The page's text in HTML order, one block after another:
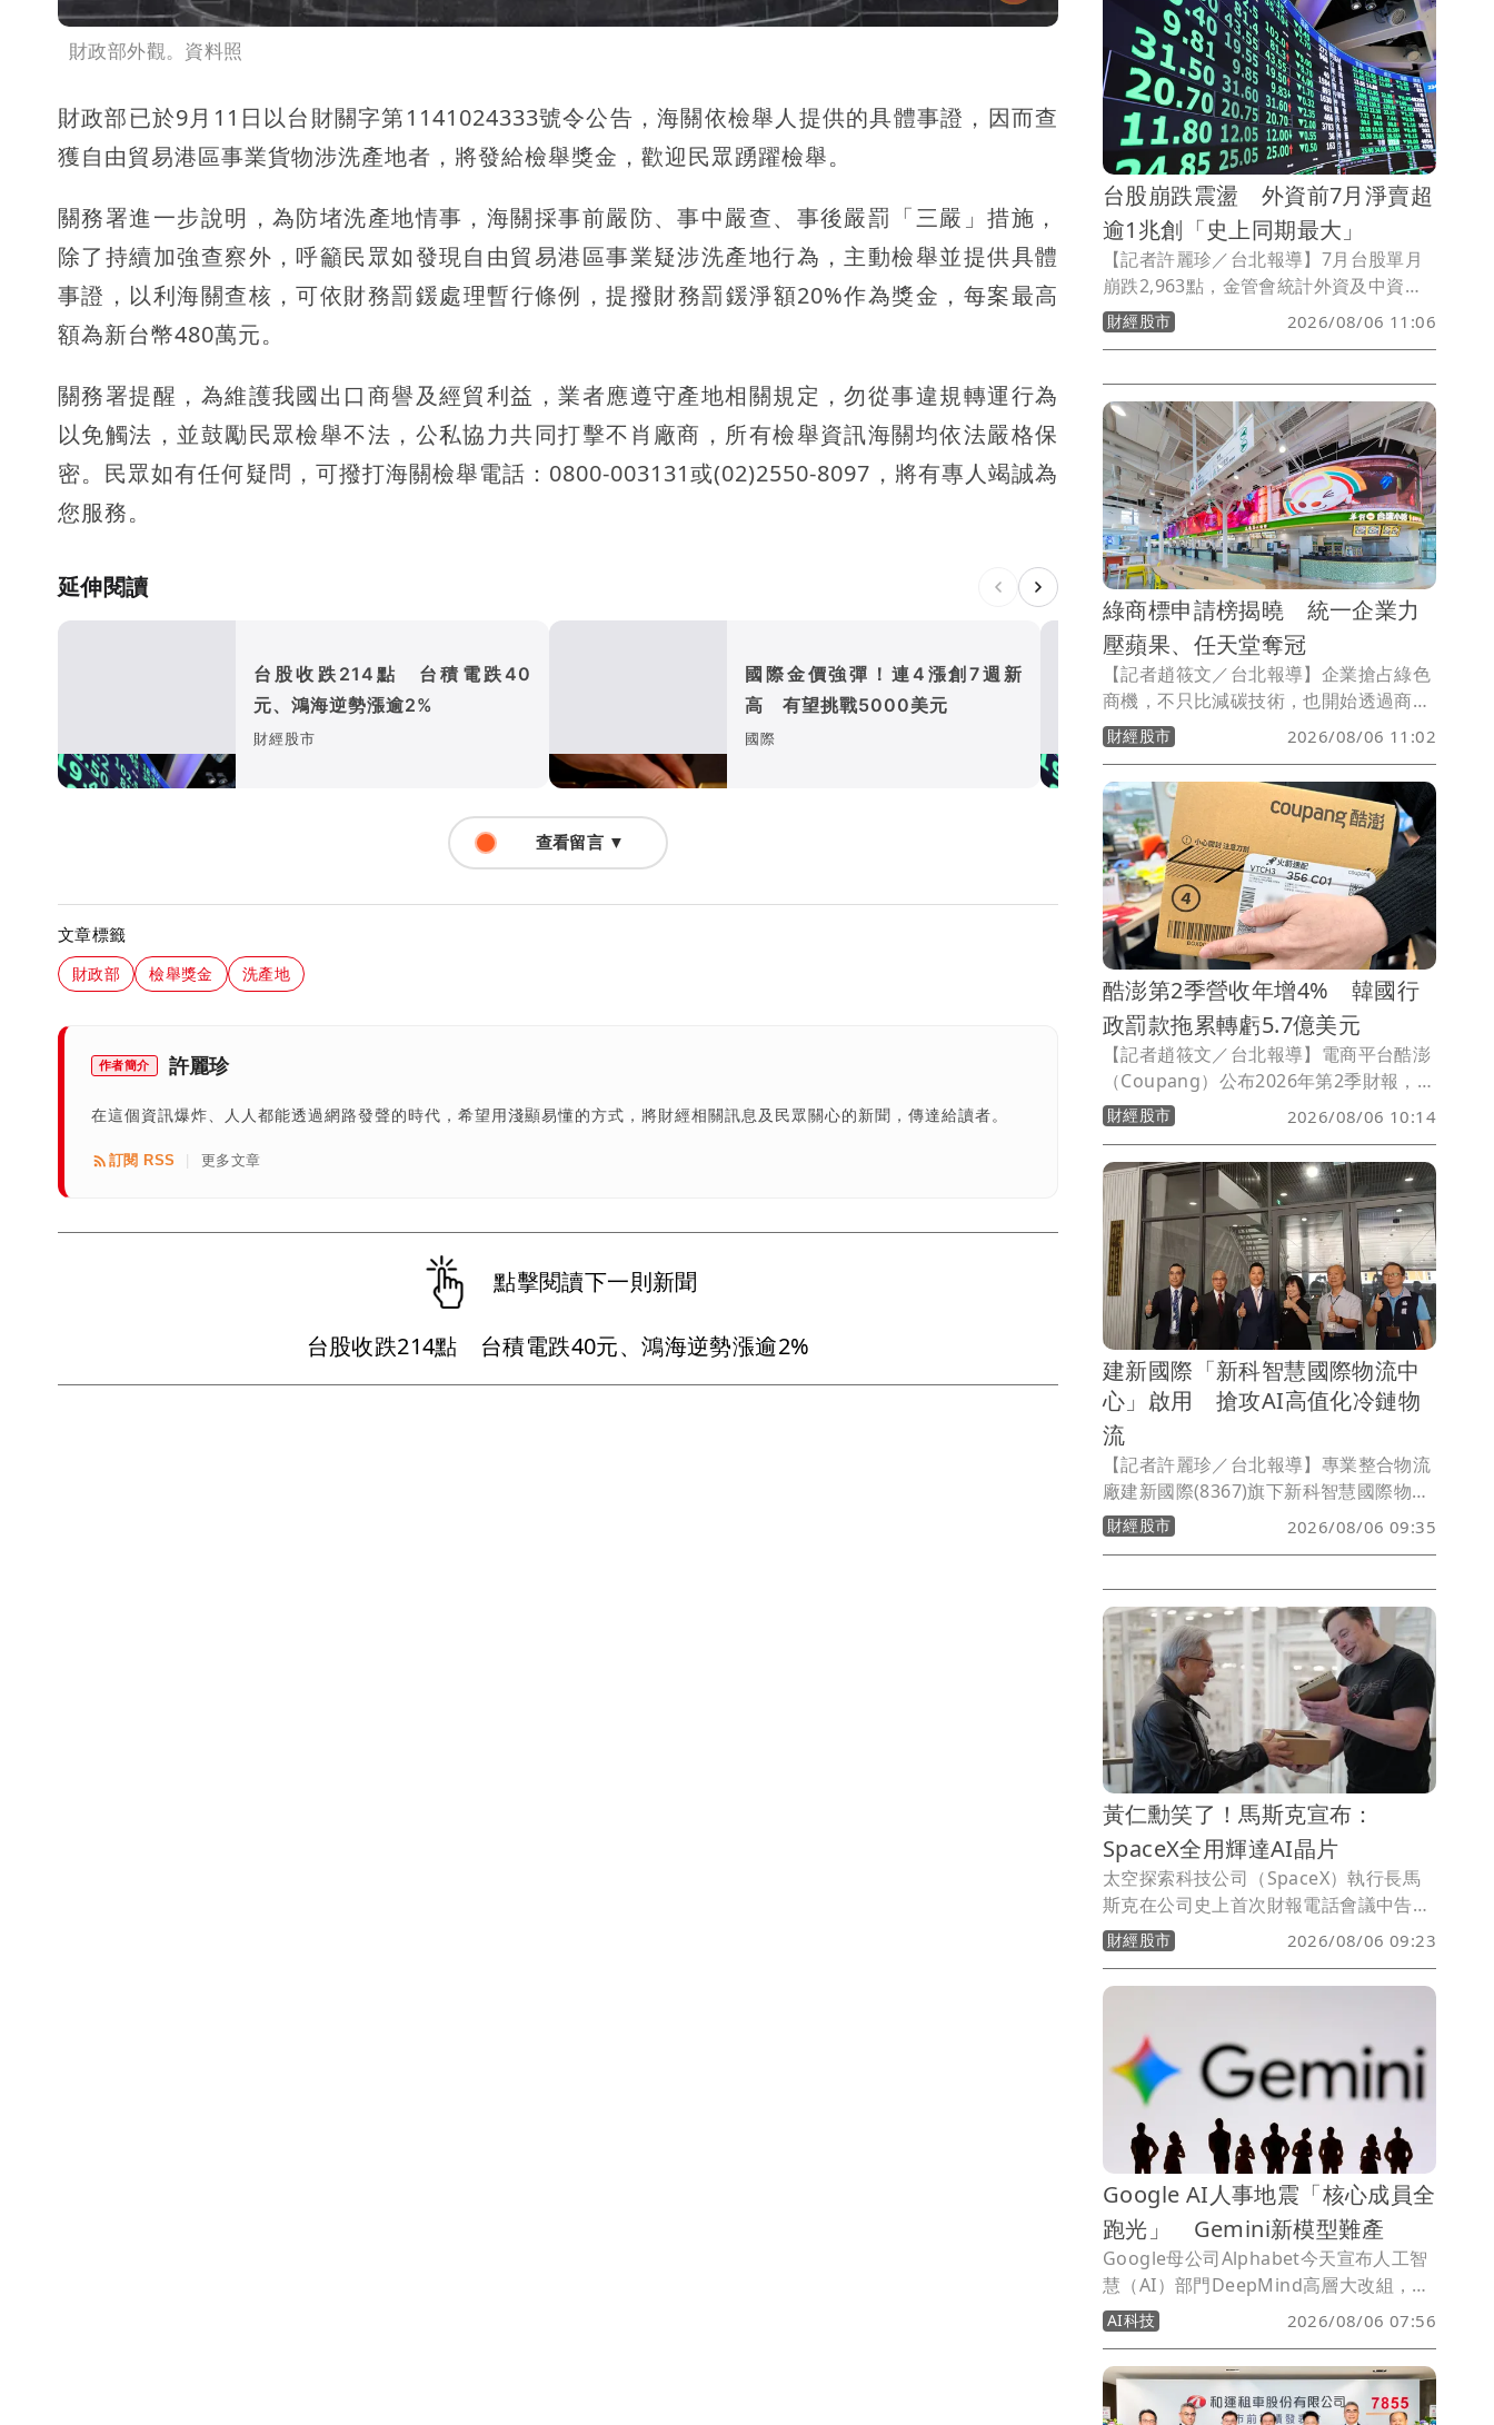
財政部外觀。資料照
財政部已於9月11日以台財關字第1141024333號令公告，海關依檢舉人提供的具體事證，因而查
獲自由貿易港區事業貨物涉洗產地者，將發給檢舉獎金，歡迎民眾踴躍檢舉。
關務署進一步說明，為防堵洗產地情事，海關採事前嚴防、事中嚴查、事後嚴罰「三嚴」措施，
除了持續加強查察外，呼籲民眾如發現自由貿易港區事業疑涉洗產地行為，主動檢舉並提供具體
事證，以利海關查核，可依財務罰鍰處理暫行條例，提撥財務罰鍰淨額20%作為獎金，每案最高
額為新台幣480萬元。
關務署提醒，為維護我國出口商譽及經貿利益，業者應遵守產地相關規定，勿從事違規轉運行為
以免觸法，並鼓勵民眾檢舉不法，公私協力共同打擊不肖廠商，所有檢舉資訊海關均依法嚴格保
密。民眾如有任何疑問，可撥打海關檢舉電話：0800-003131或(02)2550-8097，將有專人竭誠為
您服務。
延伸閱讀
台股收跌214點 台積電跌40
元、鴻海逆勢漲逾2%
財經股市
國際金價強彈！連4漲創7週新
高 有望挑戰5000美元
國際
台股崩跌震盪 外資前7月淨
逾1兆創「史上同期最大」
財經股市
查看留言 ▼
文章標籤
財政部 檢舉獎金 洗產地
作者簡介 許麗珍
在這個資訊爆炸、人人都能透過網路發聲的時代，希望用淺顯易懂的方式，將財經相關訊息及民眾關心的新聞，傳達給讀者。
訂閱 RSS 更多文章
點擊閱讀下一則新聞
台股收跌214點 台積電跌40元、鴻海逆勢漲逾2%
台股崩跌震盪 外資前7月淨賣超
逾1兆創「史上同期最大」
【記者許麗珍／台北報導】7月台股單月
崩跌2,963點，金管會統計外資及中資今
年前7月累計賣超達1兆4884.95億元，創
下「史上同期」最高賣超金額；另拉長時
雖大舉淨匯出減碼，今年前7月外資「淨
匯入」累計仍達738.55億美元，寫下史上
同期第一大淨匯入，顯示外資仍看好台股
後市。
財經股市 2026/08/06 11:06
綠商標申請榜揭曉 統一企業力
壓蘋果、任天堂奪冠
【記者趙筱文／台北報導】企業搶占綠色
商機，不只比減碳技術，也開始透過商標
提前卡位。經濟部智慧財產局最新發布
「我國綠商標十年全解析」報告，統計
2016年至2025年資料發現，台灣近十年
累計出現12萬6,772件綠商標申請，占整
體商標申請量14.10%，相當於每7件新申
請商標中，就有約1件與綠色商品或服務
有關，顯示永續已從企業形象口號，逐步
轉為實際產品與品牌布局。
財經股市 2026/08/06 11:02
酷澎第2季營收年增4% 韓國行
政罰款拖累轉虧5.7億美元
【記者趙筱文／台北報導】電商平台酷澎
（Coupang）公布2026年第2季財報，單
季淨營收達88.56億美元，較去年同期的
85.24億美元成長4%；若排除匯率波動影
響，以固定匯率計算則年增10%。不過，
受到韓國特定行政罰款及本業獲利下滑影
響，酷澎本季由盈轉虧，歸屬股東淨損達
5.7億美元，去年同期則為淨利3200萬美
元。
財經股市 2026/08/06 10:14
建新國際「新科智慧國際物流中
心」啟用 搶攻AI高值化冷鏈物
流
【記者許麗珍／台北報導】專業整合物流
廠建新國際(8367)旗下新科智慧國際物流
中心正式揭牌啟用，董事長陳彥銘表示，
該物流中心座落台北港物流倉儲區，定位
運、報關理貨、發貨中心及智慧資料服務
等一站式國際物流平台， 未來隨著北士科
AI科技聚落逐漸成形，新科智慧國際物流
中心將就近掌握半導體、AI相關供應鏈客
戶對高規格倉儲、保稅中轉及區域轉運服
務的需求，打造集團在北台灣高規格物流
服務的新成長引擎。
財經股市 2026/08/06 09:35
黃仁勳笑了！馬斯克宣布：
SpaceX全用輝達AI晶片
太空探索科技公司（SpaceX）執行長馬
斯克在公司史上首次財報電話會議中告訴
投資人，未來SpaceX將完全以輝達
（NVIDIA）的系統建構其人工智慧
（AI）服務。
財經股市 2026/08/06 09:23
Google AI人事地震「核心成員全
跑光」 Gemini新模型難產
Google母公司Alphabet今天宣布人工智
慧（AI）部門DeepMind高層大改組，執
行長哈薩比斯轉任董事長，Gemini模型
的數名負責人包括狄恩（Jeff Dean）離
職，股價應聲挫4%。
AI科技 2026/08/06 07:56